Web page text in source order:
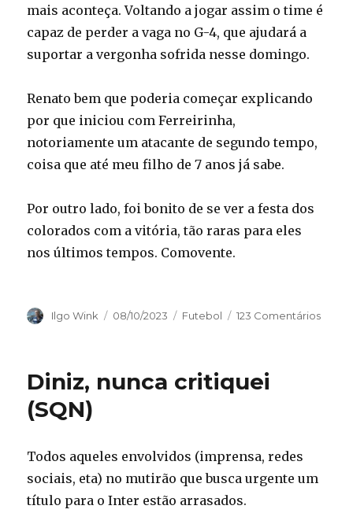
mais aconteça. Voltando a jogar assim o time é
capaz de perder a vaga no G-4, que ajudará a
suportar a vergonha sofrida nesse domingo.
Renato bem que poderia começar explicando
por que iniciou com Ferreirinha,
notoriamente um atacante de segundo tempo,
coisa que até meu filho de 7 anos já sabe.
Por outro lado, foi bonito de se ver a festa dos
colorados com a vitória, tão raras para eles
nos últimos tempos. Comovente.
Autor
Ilgo Wink
Publicado
08/10/2023 Categorias
Futebol 123 Comentários
Diniz, nunca critiquei
(SQN)
Todos aqueles envolvidos (imprensa, redes
sociais, eta) no mutirão que busca urgente um
título para o Inter estão arrasados.